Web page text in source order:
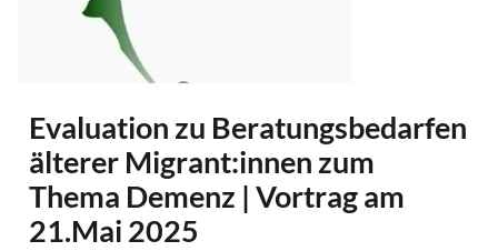
Evaluation zu Beratungsbedarfen
älterer Migrant:innen zum
Thema Demenz | Vortrag am
21.Mai 2025